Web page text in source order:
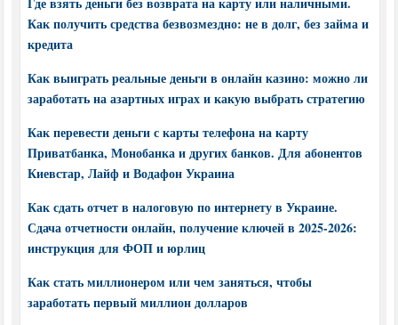
Как получить средства безвозмездно: не в долг, без займа и
кредита
Как выиграть реальные деньги в онлайн казино: можно ли
заработать на азартных играх и какую выбрать стратегию
Как перевести деньги с карты телефона на карту
Приватбанка, Монобанка и других банков. Для абонентов
Киевстар, Лайф и Водафон Украина
Как сдать отчет в налоговую по интернету в Украине.
Сдача отчетности онлайн, получение ключей в 2025-2026:
инструкция для ФОП и юрлиц
Как стать миллионером или чем заняться, чтобы
заработать первый миллион долларов